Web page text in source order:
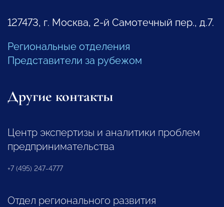
127473, г. Москва, 2-й Самотечный пер., д.7.
Региональные отделения
Представители за рубежом
Другие контакты
Центр экспертизы и аналитики проблем
предпринимательства
+7 (495) 247-4777
Отдел регионального развития